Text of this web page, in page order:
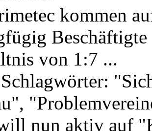
kommen
von 1:7 ...
nun aktiv auf